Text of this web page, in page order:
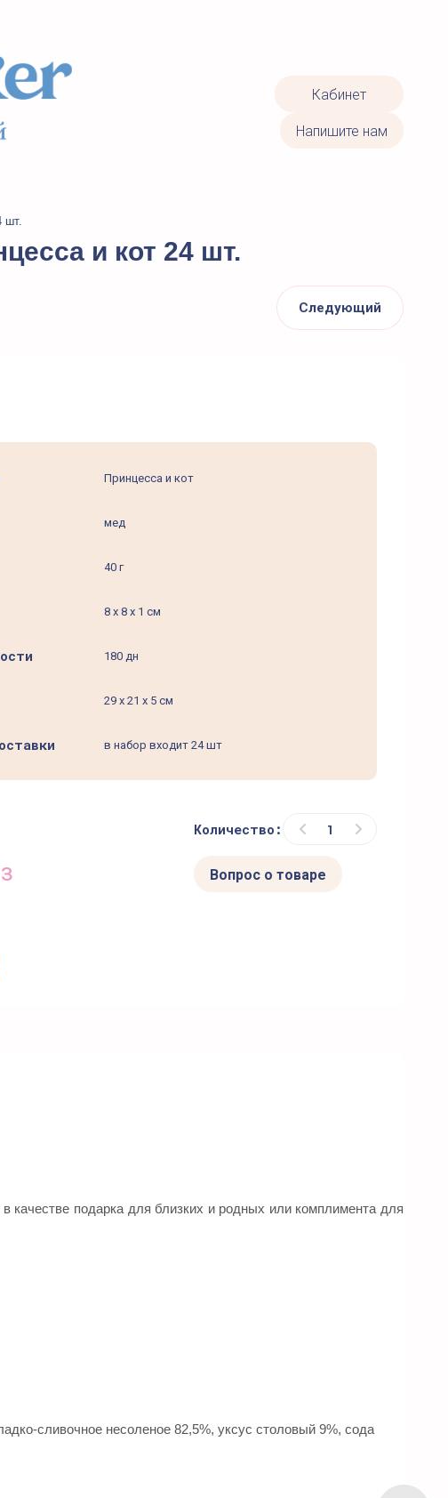
Кабинет
Напишите нам
шт.
и кот 24 шт.
Следующий
Количество:
Вопрос о товаре
Принцесса и кот
мед
40 г
8 х 8 х 1 см
180 дн
29 х 21 х 5 см
в набор входит 24 шт
качестве подарка для близких и родных или комплимента для
сливочное несоленое 82,5%, уксус столовый 9%, сода